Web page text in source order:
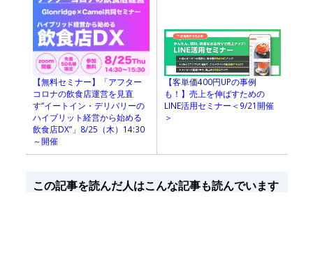
【無料セミナー】「アフター
コロナの飲食店運営を見直
す“イートイン・デリバリーの
ハイブリット経営から始める
飲食店DX”」8/25（木）14:30
～開催
【客単価400円UPの事例
も！】売上を伸ばすための
LINE活用セミナー＜9/21開催
＞
この記事を読んだ人はこんな記事も読んでいます